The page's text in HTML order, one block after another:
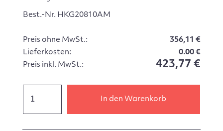
Best.-Nr. HKG20810AM
Preis ohne MwSt.:
356,11 €
Lieferkosten:
0.00 €
Preis inkl. MwSt.:
423,77 €
In den Warenkorb